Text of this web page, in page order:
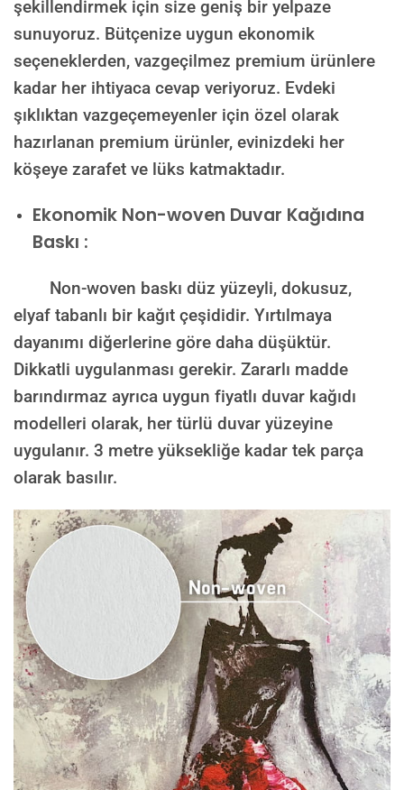
şekillendirmek için size geniş bir yelpaze
sunuyoruz. Bütçenize uygun ekonomik
seçeneklerden, vazgeçilmez premium ürünlere
kadar her ihtiyaca cevap veriyoruz. Evdeki
şıklıktan vazgeçemeyenler için özel olarak
hazırlanan premium ürünler, evinizdeki her
köşeye zarafet ve lüks katmaktadır.
Ekonomik Non-woven Duvar Kağıdına
Baskı :
Non-woven baskı düz yüzeyli, dokusuz,
elyaf tabanlı bir kağıt çeşididir. Yırtılmaya
dayanımı diğerlerine göre daha düşüktür.
Dikkatli uygulanması gerekir. Zararlı madde
barındırmaz ayrıca uygun fiyatlı duvar kağıdı
modelleri olarak, her türlü duvar yüzeyine
uygulanır. 3 metre yüksekliğe kadar tek parça
olarak basılır.